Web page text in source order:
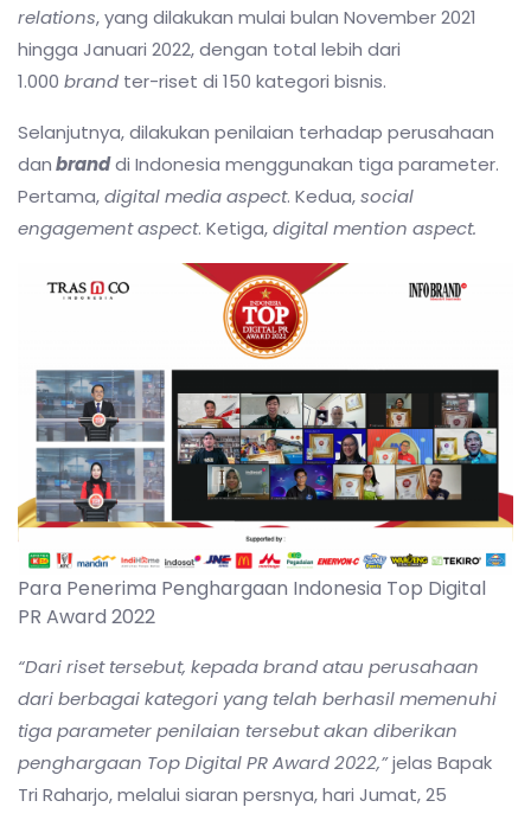
relations, yang dilakukan mulai bulan November 2021
hingga Januari 2022, dengan total lebih dari
1.000 brand ter-riset di 150 kategori bisnis.
Selanjutnya, dilakukan penilaian terhadap perusahaan
danbranddi Indonesia menggunakan tiga parameter.
Pertama,digital media aspect. Kedua,social
engagement aspect. Ketiga,digital mention aspect.
Para Penerima Penghargaan Indonesia Top Digital
PR Award 2022
“Dari riset tersebut, kepada brand atau perusahaan
dari berbagai kategori yang telah berhasil memenuhi
tiga parameter penilaian tersebut akan diberikan
penghargaan Top Digital PR Award 2022,”jelas Bapak
Tri Raharjo, melalui siaran persnya, hari Jumat, 25